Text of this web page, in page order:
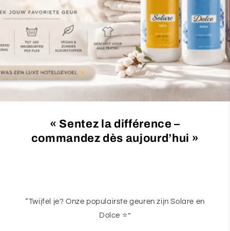
c
i
o
n
« Sentez la différence –
commandez dès aujourd’hui »
“Twijfel je? Onze populairste geuren zijn Solare en
Dolce ⭐”